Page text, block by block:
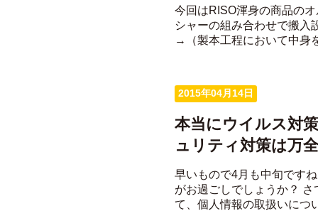
今回はRISO渾身の商品の
シャーの組み合わせで搬
→（製本工程において中身
2015年04月14日
本当にウイルス対
ュリティ対策は万
早いもので4月も中旬です
がお過ごしでしょうか？
て、個人情報の取扱いにつ